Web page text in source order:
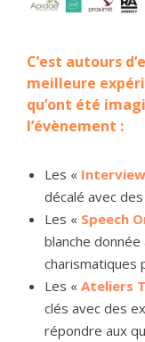
C’est autours
meilleure
qu’ont été
l’évènement :
Les «
décalé avec
Les « Speech
blanche
charismatiques
Les « Ateliers
clés avec des
répondre aux